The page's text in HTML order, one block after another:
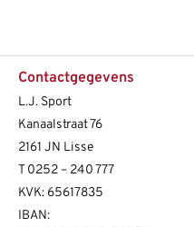
Contactgegevens
L.J. Sport
Kanaalstraat 76
2161 JN Lisse
T 0252 – 240 777
KVK: 65617835
IBAN: